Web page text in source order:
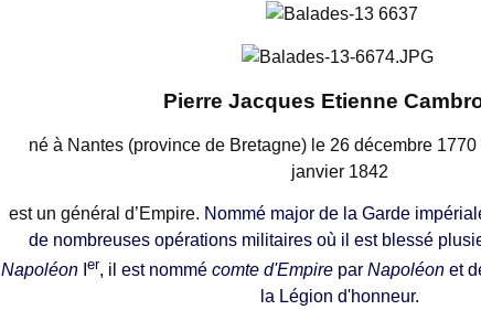
Pierre Jacques Etienne
né à Nantes (province de Bretagne) le 26 décembre
janvier 1842
est un général d’Empire. Nommé major de la Garde
de nombreuses opérations militaires où il est blessé
Napoléon er, il est nommé comte d'Empire par Napoléon et
la Légion d'honneur.